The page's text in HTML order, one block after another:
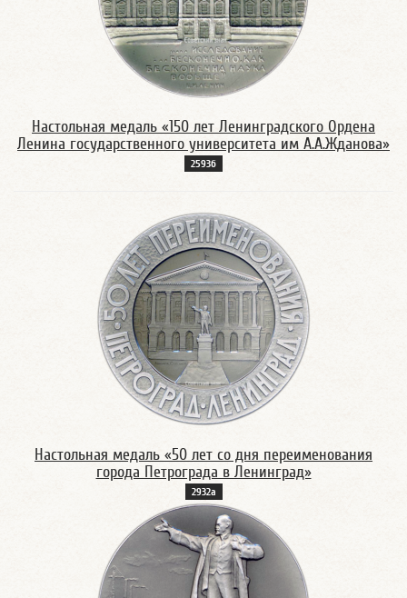
Настольная медаль «150 лет Ленинградского Ордена
Ленина государственного университета им А.А.Жданова»
2593б
Настольная медаль «50 лет со дня переименования
города Петрограда в Ленинград»
2932а